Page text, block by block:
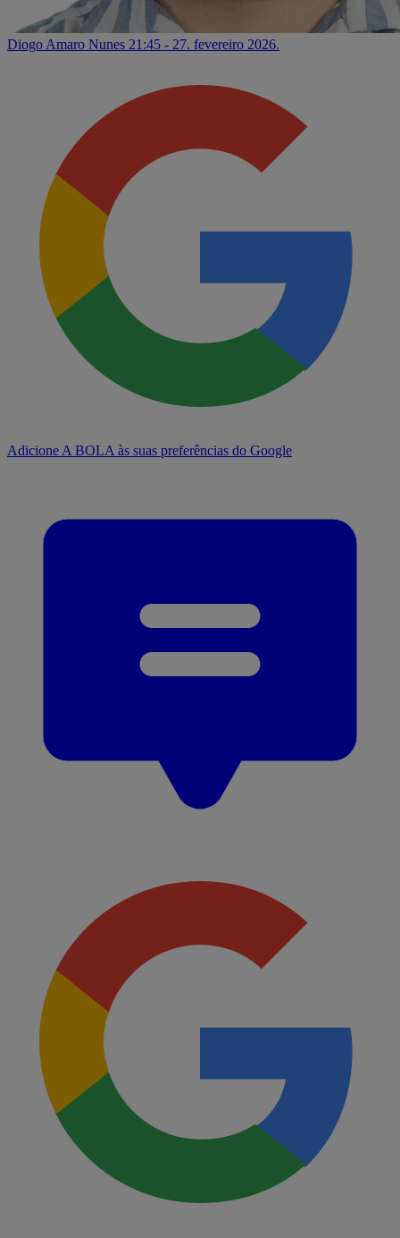
Diogo Amaro Nunes 21:45 - 27. fevereiro 2026.
Adicione A BOLA às suas preferências do Google